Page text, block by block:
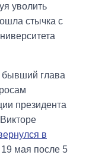
уволить
стычка с
глава
президента
в
мая после 5